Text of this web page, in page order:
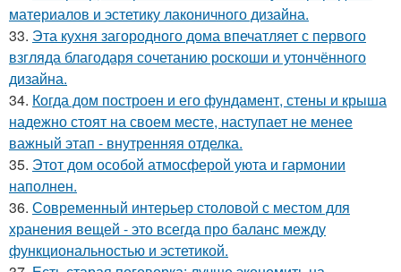
материалов и эстетику лаконичного дизайна.
33. Эта кухня загородного дома впечатляет с первого
взгляда благодаря сочетанию роскоши и утончённого
дизайна.
34. Когда дом построен и его фундамент, стены и крыша
надежно стоят на своем месте, наступает не менее
важный этап - внутренняя отделка.
35. Этот дом особой атмосферой уюта и гармонии
наполнен.
36. Современный интерьер столовой с местом для
хранения вещей - это всегда про баланс между
функциональностью и эстетикой.